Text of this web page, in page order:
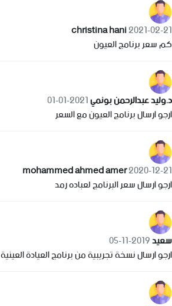
christina hani2021-02-21
كم سعر برنامج العيون
د.وليد عبدالرحمن بونمي2021-01-01
ارجو ارسال برنامج العيون مع السعر
mohammed ahmed amer2020-12-21
ارجو ارسال سعر البرنامج لعباده رمد
سعيد2019-11-05
ارجو ارسال نسخة تجريبية من برنامج العيادة العينية